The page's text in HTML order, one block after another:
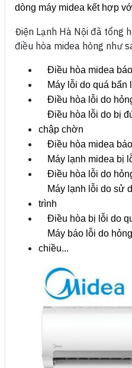
dòng máy midea kết hợp
Điện Lạnh Hà Nội đã tổng
điều hòa midea hỏng như
Điều hòa midea
Máy lỗi do quá bẩn
Điều hòa lỗi do
Điều hòa lỗi do bị
chập chờn
Điều hòa midea
Máy lạnh midea bị
Điều hòa lỗi do
Máy lạnh lỗi do sử
trình
Điều hòa bị lỗi do
Máy báo lỗi do
chiều...